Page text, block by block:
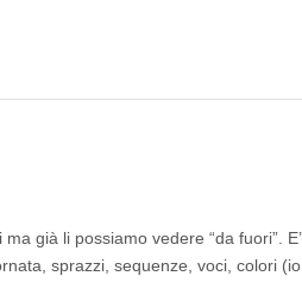
già li possiamo vedere “da fuori”. E’
sprazzi, sequenze, voci, colori (io